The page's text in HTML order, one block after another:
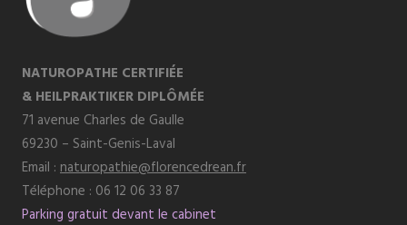
NATUROPATHE CERTIFIÉE
& HEILPRAKTIKER DIPLÔMÉE
71 avenue Charles de Gaulle
69230 – Saint-Genis-Laval
Email : naturopathie@florencedrean.fr
Téléphone : 06 12 06 33 87
Parking gratuit devant le cabinet